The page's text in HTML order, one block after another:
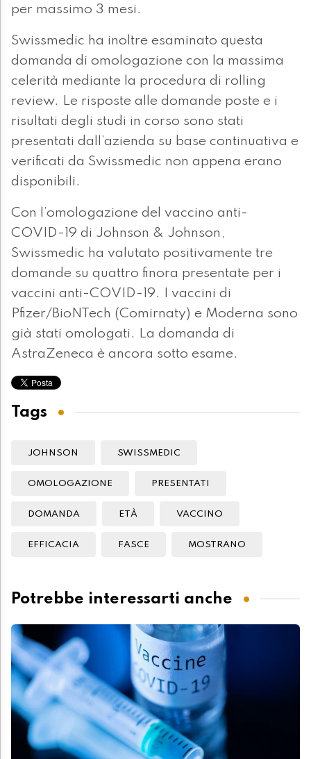
per massimo 3 mesi.
Swissmedic ha inoltre esaminato questa
domanda di omologazione con la massima
celerità mediante la procedura di rolling
review. Le risposte alle domande poste e i
risultati degli studi in corso sono stati
presentati dall’azienda su base continuativa e
verificati da Swissmedic non appena erano
disponibili.
Con l’omologazione del vaccino anti-
COVID-19 di Johnson & Johnson,
Swissmedic ha valutato positivamente tre
domande su quattro finora presentate per i
vaccini anti-COVID-19. I vaccini di
Pfizer/BioNTech (Comirnaty) e Moderna sono
già stati omologati. La domanda di
AstraZeneca è ancora sotto esame.
Tags
JOHNSON SWISSMEDIC
OMOLOGAZIONE PRESENTATI
DOMANDA ETÀ VACCINO
EFFICACIA FASCE MOSTRANO
Potrebbe interessarti anche